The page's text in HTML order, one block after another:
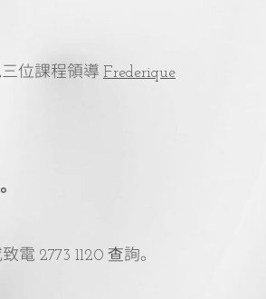
位課程領導 Frederique
電 2773 1120 查詢。